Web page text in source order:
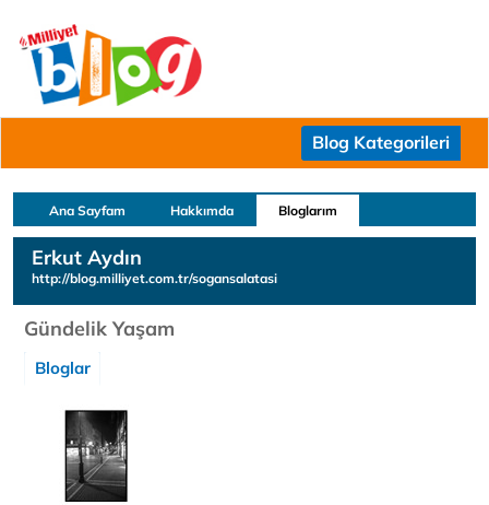
Blog Kategorileri
Ana Sayfam Hakkımda Bloglarım
Erkut Aydın
http://blog.milliyet.com.tr/sogansalatasi
Gündelik Yaşam
Bloglar